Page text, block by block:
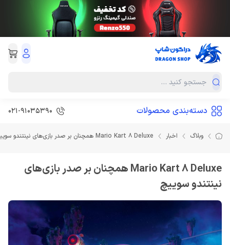
دسته‌بندی محصولات 021-91035390
وبلاگ اخبار Mario Kart 8 Deluxe همچنان بر صدر بازی‌های نینتندو سوییچ
Mario Kart 8 Deluxe همچنان بر صدر بازی‌های
نینتندو سوییچ